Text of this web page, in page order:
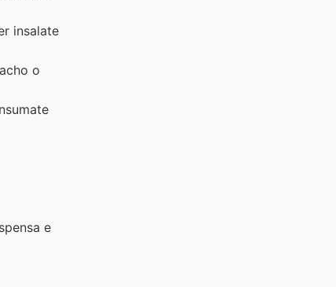
insalate
o
e